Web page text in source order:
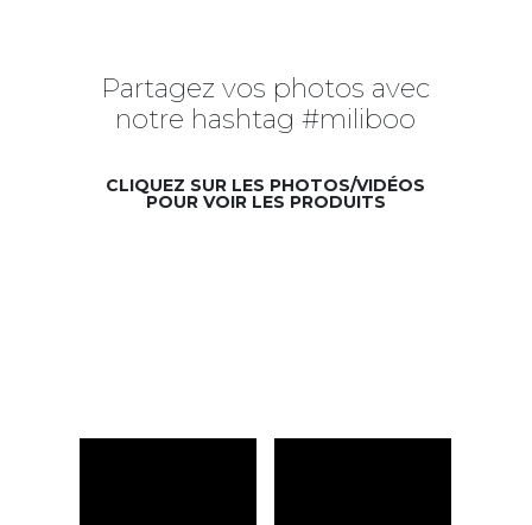
Partagez vos photos avec
notre hashtag #miliboo
CLIQUEZ SUR LES PHOTOS/VIDÉOS
POUR VOIR LES PRODUITS